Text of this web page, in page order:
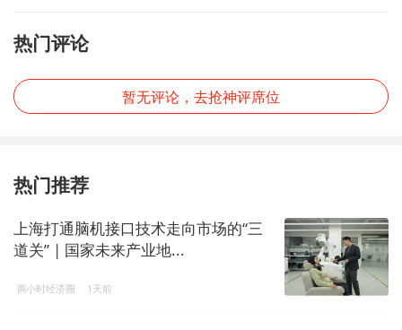
热门评论
暂无评论，去抢神评席位
热门推荐
上海打通脑机接口技术走向市场的“三
道关” | 国家未来产业地...
两小时经济圈 1天前